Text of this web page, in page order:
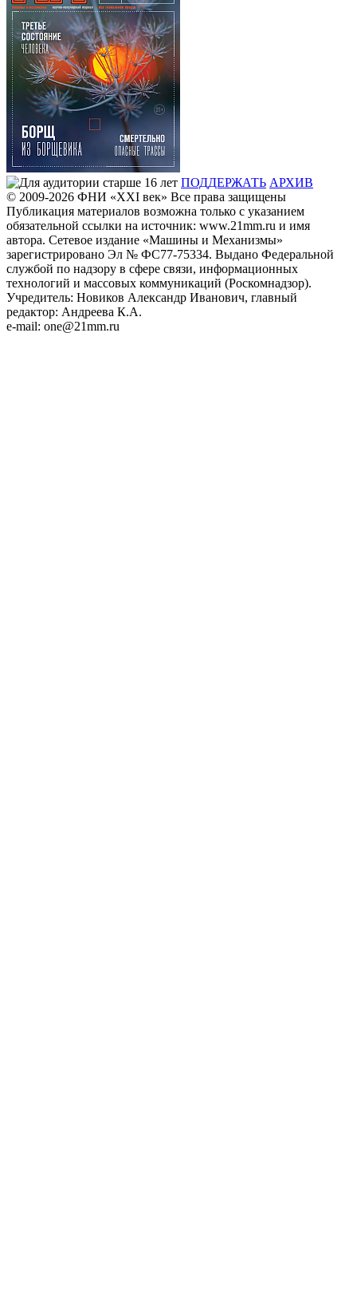
ПОДДЕРЖАТЬ АРХИВ
© 2009-2026 ФHИ «XXI век» Все права защищены
Публикация материалов возможна только с указанием
обязательной ссылки на источник: www.21mm.ru и имя
автора. Сетевое издание «Машины и Механизмы»
зарегистрировано Эл № ФС77-75334. Выдано Федеральной
службой по надзору в сфере связи, информационных
технологий и массовых коммуникаций (Роскомнадзор).
Учредитель: Новиков Александр Иванович, главный
редактор: Андреева К.А.
e-mail: one@21mm.ru